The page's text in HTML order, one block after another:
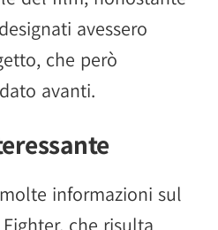
avessero
che però
avanti.
informazioni sul
che risulta